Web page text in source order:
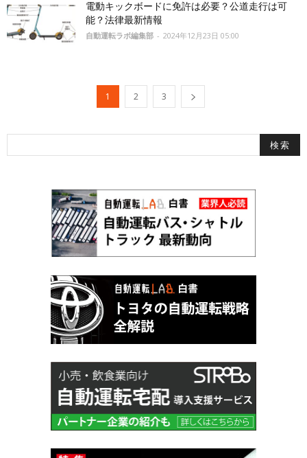
電動キックボードに免許は必要？公道走行は可
能？法律最新情報
自動運転ラボ編集部 - 2024年12月23日 05:00
1 2 3